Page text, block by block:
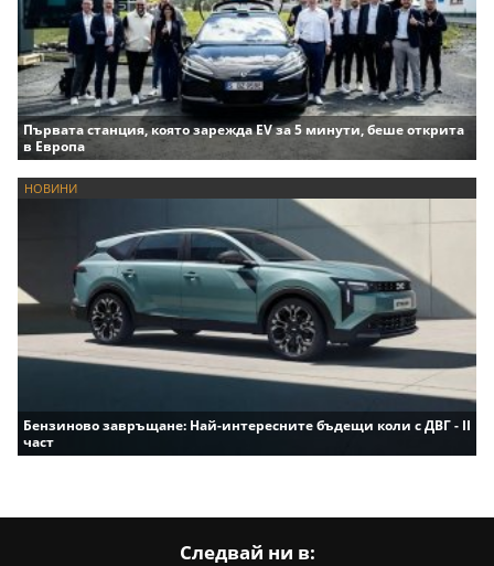
Първата станция, която зарежда EV за 5 минути, беше открита
в Европа
НОВИНИ
Бензиново завръщане: Най-интересните бъдещи коли с ДВГ - II
част
Следвай ни в: